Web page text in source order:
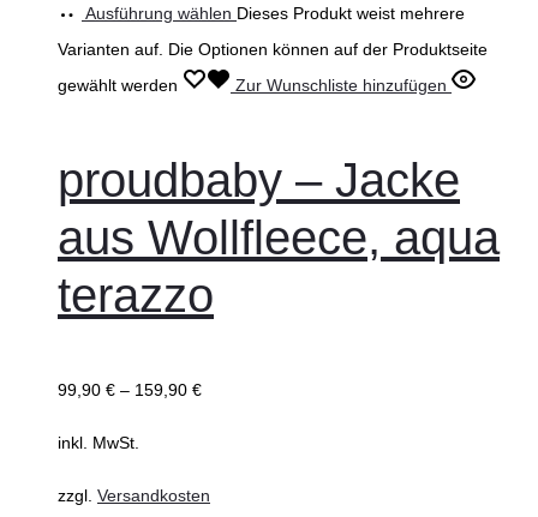
Ausführung wählen Dieses Produkt weist mehrere
Varianten auf. Die Optionen können auf der Produktseite
gewählt werden
Zur Wunschliste hinzufügen
proudbaby – Jacke
aus Wollfleece, aqua
terazzo
99,90 € – 159,90 €
inkl. MwSt.
zzgl. Versandkosten